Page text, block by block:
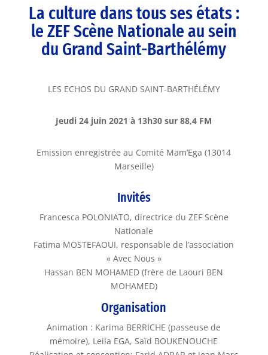
La culture dans tous ses états :
le ZEF Scène Nationale au sein
du Grand Saint-Barthélémy
LES ECHOS DU GRAND SAINT-BARTHÉLÉMY
Jeudi 24 juin 2021 à 13h30 sur 88,4 FM
Emission enregistrée au Comité Mam’Ega (13014
Marseille)
Invités
Francesca POLONIATO, directrice du ZEF Scène
Nationale
Fatima MOSTEFAOUI, responsable de l’association
« Avec Nous »
Hassan BEN MOHAMED (frère de Laouri BEN
MOHAMED)
Organisation
Animation : Karima BERRICHE (passeuse de
mémoire), Leila EGA, Saïd BOUKENOUCHE